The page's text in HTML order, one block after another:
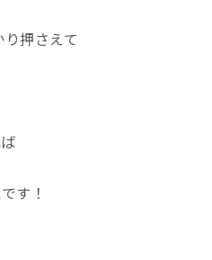
押さえて
す！